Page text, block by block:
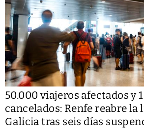
50.000 viajeros afectados y
cancelados: Renfe reabre la
Galicia tras seis días